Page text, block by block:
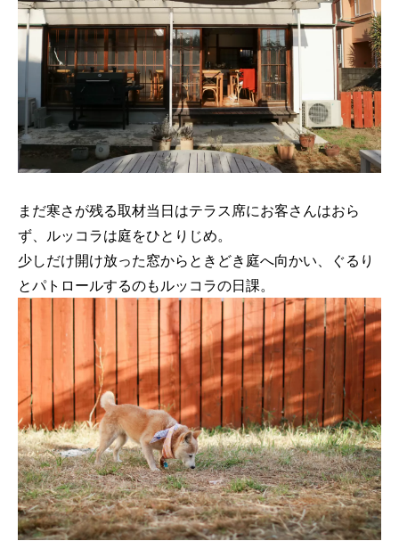
まだ寒さが残る取材当日はテラス席にお客さんはおら
ず、ルッコラは庭をひとりじめ。
少しだけ開け放った窓からときどき庭へ向かい、ぐるり
とパトロールするのもルッコラの日課。